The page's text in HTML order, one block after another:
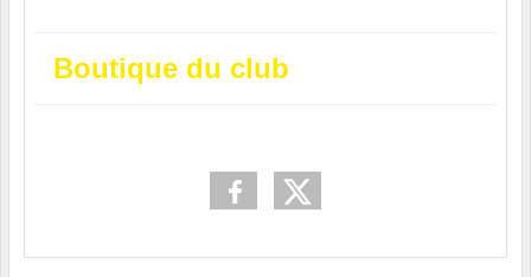
Boutique du club